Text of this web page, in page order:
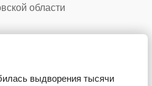
области
выдворения тысячи